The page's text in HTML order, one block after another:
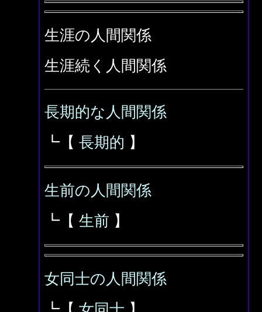
生涯の人間関係
生涯続く人間関係
長期的な人間関係
┗【 長期的 】
生前の人間関係
┗【 生前 】
女同士の人間関係